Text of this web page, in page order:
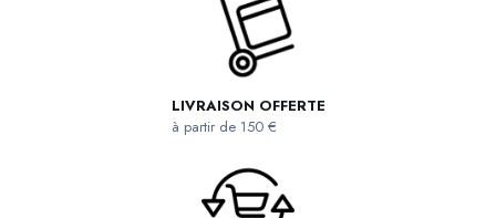
LIVRAISON OFFERTE
à partir de 150 €